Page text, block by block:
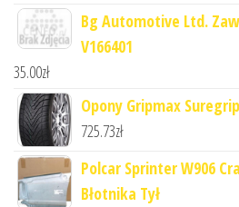
Bg Automotive Ltd.
V166401
35.00zł
Opony Gripmax
725.73zł
Polcar Sprinter W906
Błotnika Tył